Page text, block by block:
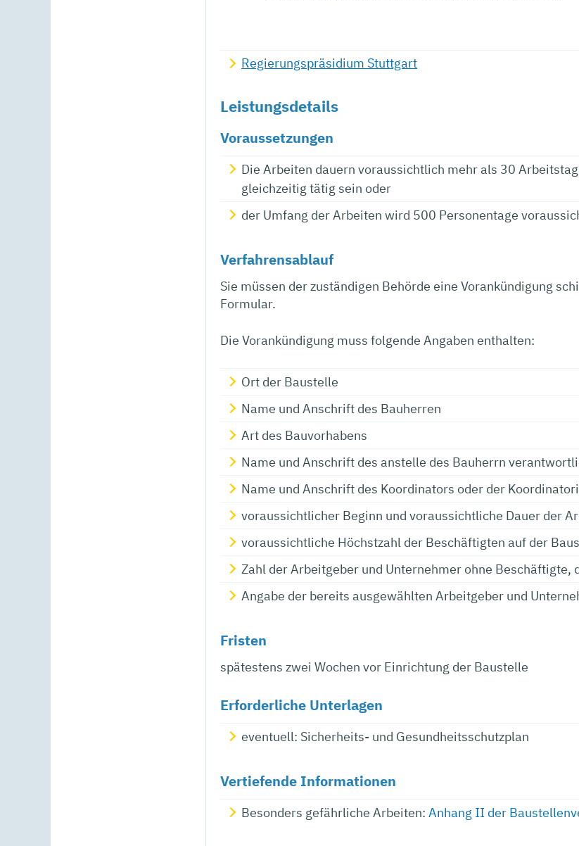
Regierungspräsidium Stuttgart
Leistungsdetails
Voraussetzungen
Die Arbeiten dauern voraussichtlich mehr als 30
gleichzeitig tätig sein oder
der Umfang der Arbeiten wird 500 Personentage
Verfahrensablauf
Sie müssen der zuständigen Behörde eine Vorankündigung
Formular.
Die Vorankündigung muss folgende Angaben enthalten:
Ort der Baustelle
Name und Anschrift des Bauherren
Art des Bauvorhabens
Name und Anschrift des anstelle des Bauherrn
Name und Anschrift des Koordinators oder der
voraussichtlicher Beginn und voraussichtliche Dauer der
voraussichtliche Höchstzahl der Beschäftigten auf der
Zahl der Arbeitgeber und Unternehmer ohne
Angabe der bereits ausgewählten Arbeitgeber und
Fristen
spätestens zwei Wochen vor Einrichtung der Baustelle
Erforderliche Unterlagen
eventuell: Sicherheits- und Gesundheitsschutzplan
Vertiefende Informationen
Besonders gefährliche Arbeiten: Anhang II der